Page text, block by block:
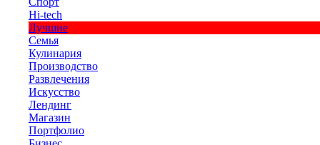
Hi-tech
Лучшие
Семья
Кулинария
Производство
Развлечения
Искусство
Лендинг
Магазин
Портфолио